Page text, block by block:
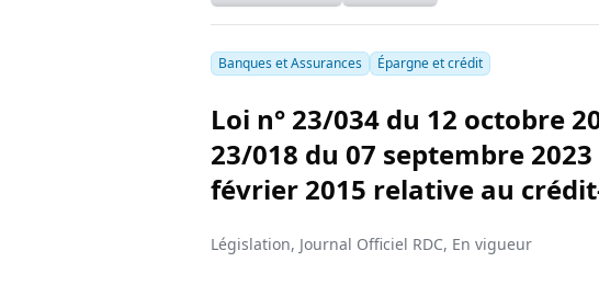
Banques et Assurances Épargne et crédit
Loi n° 23/034 du 12 octobre
23/018 du 07 septembre
février 2015 relative au
Législation, Journal Officiel RDC, En vigueur